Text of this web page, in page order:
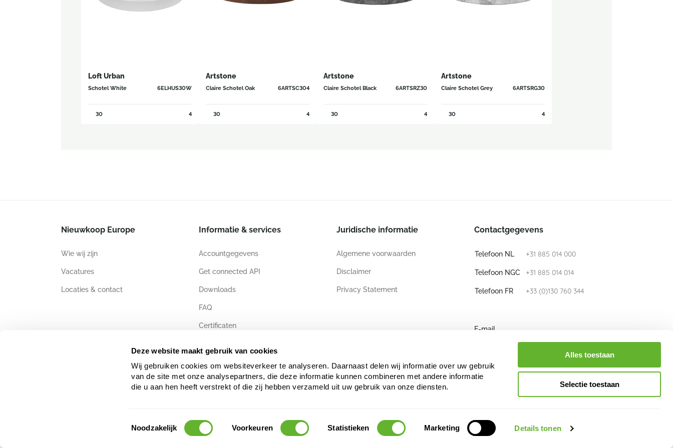
Deze website maakt gebruik van cookies
Wij gebruiken cookies om websiteverkeer te analyseren. Daarnaast delen wij informatie over uw gebruik
van de site met onze analysepartners, die deze informatie kunnen combineren met andere informatie
die u aan hen heeft verstrekt of die zij hebben verzameld uit uw gebruik van onze diensten.
Toestemmingsselectie
Noodzakelijk Voorkeuren Statistieken Marketing Details tonen
Alles toestaan
Selectie toestaan
Loft Urban
Schotel White 6ELHUS30W
30 4
Artstone
Claire Schotel Oak 6ARTSC304
30 4
Artstone
Claire Schotel Black 6ARTSRZ30
30 4
Artstone
Claire Schotel Grey 6ARTSRG30
30 4
Nieuwkoop Europe
Wie wij zijn
Vacatures
Locaties & contact
Informatie & services
Accountgegevens
Get connected API
Downloads
FAQ
Certificaten
Juridische informatie
Algemene voorwaarden
Disclaimer
Privacy Statement
Contactgegevens
Telefoon NL +31 885 014 000
Telefoon NGC +31 885 014 014
Telefoon FR +33 (0)130 760 344
E-mail
info@nieuwkoop-europe.com
Volg ons
De gegevens en het tekst- en beeldmateriaal op deze website is auteursrechtelijk en/of databankenrechtelijk beschermd. Ongeautoriseerd gebruik kan een inbreuk op de rechten van Nieuwkoop Europe B.V. en/of haar
licentiehouders opleveren en tot aansprakelijkheid leiden.